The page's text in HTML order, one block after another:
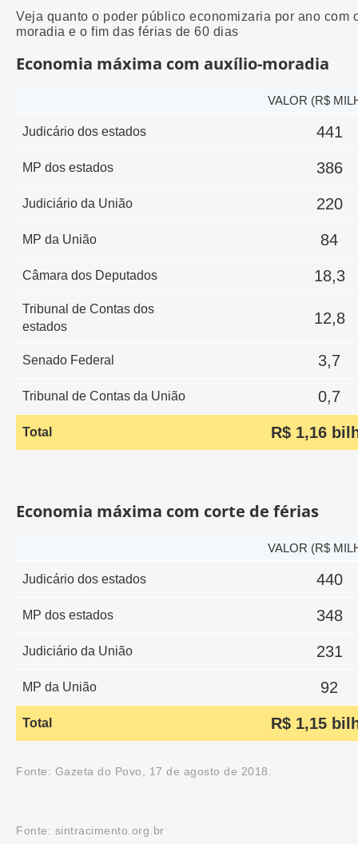
Veja quanto o poder público economizaria por ano com
moradia e o fim das férias de 60 dias
Economia máxima com auxílio-moradia
VALOR (R$
Judicário dos estados 441
MP dos estados 386
Judiciário da União 220
MP da União 84
Câmara dos Deputados 18,3
Tribunal de Contas dos
estados
12,8
Senado Federal 3,7
Tribunal de Contas da União 0,7
Total R$ 1,16
Economia máxima com corte de férias
VALOR (R$
Judicário dos estados 440
MP dos estados 348
Judiciário da União 231
MP da União 92
Total R$ 1,15
Fonte: Gazeta do Povo, 17 de agosto de 2018.
Fonte: sintracimento.org.br